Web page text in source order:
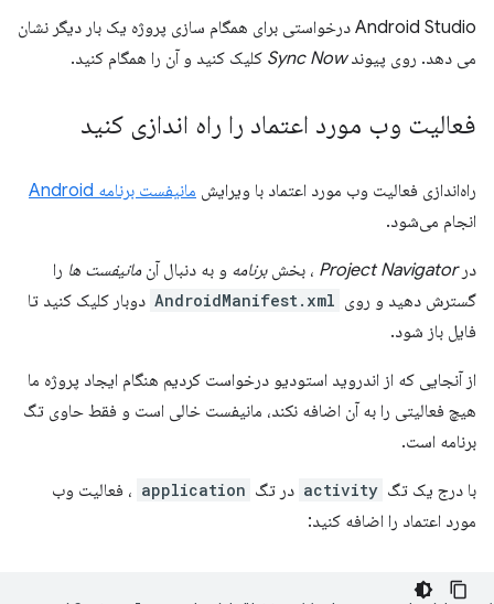
Android Studio درخواستی برای همگام سازی پروژه یک بار دیگر نشان
می دهد. روی پیوندSync Now کلیک کنید و آن را همگام کنید.
فعالیت وب مورد اعتماد را راه اندازی کنید
راه‌اندازی فعالیت وب مورد اعتماد با ویرایش مانیفست برنامه Android
انجام می‌شود.
درProject Navigator ، بخشبرنامه و به دنبال آن مانیفست ها را
گسترش دهید و روی AndroidManifest.xml دوبار کلیک کنید تا
فایل باز شود.
از آنجایی که از اندروید استودیو درخواست کردیم هنگام ایجاد پروژه ما
هیچ فعالیتی را به آن اضافه نکند، مانیفست خالی است و فقط حاوی تگ
برنامه است.
با درج یک تگ activity در تگ application ، فعالیت وب
مورد اعتماد را اضافه کنید: